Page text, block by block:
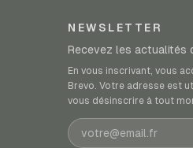
NEWSLETTER
Recevez les actualités
En vous inscrivant, vous
Brevo. Votre adresse est
vous désinscrire à tout
Adresse e-mail